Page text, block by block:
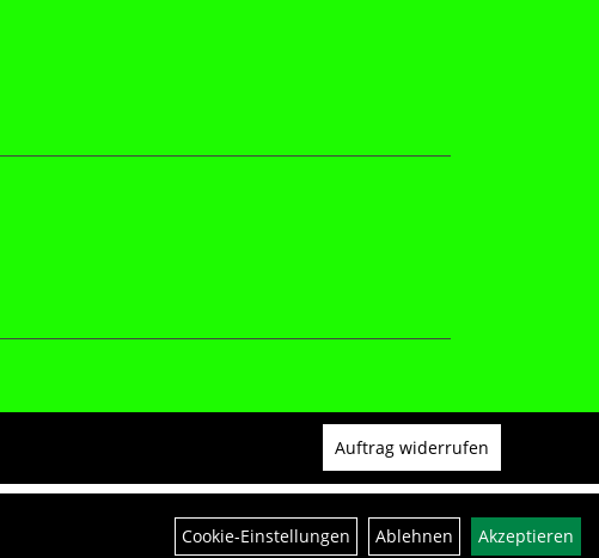
Cookie-Einstellungen Ablehnen Akzeptieren
Auftrag widerrufen